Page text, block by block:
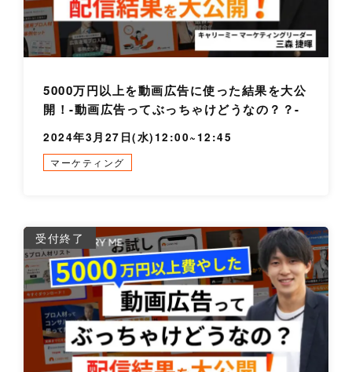
5000万円以上を動画広告に使った結果を大公
開！-動画広告ってぶっちゃけどうなの？？-
2024年3月27日(水)12:00~12:45
マーケティング
受付終了